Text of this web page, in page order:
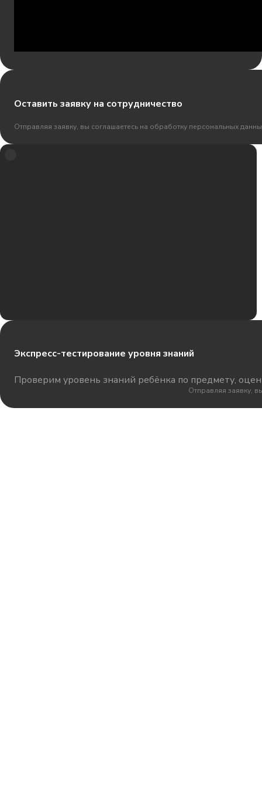
Оставить заявку на сотрудничество
Отправляя заявку, вы соглашаетесь на обработку персональных
Экспресс-тестирование уровня знаний
Проверим уровень знаний ребёнка по предмету,
Отправляя заявку,